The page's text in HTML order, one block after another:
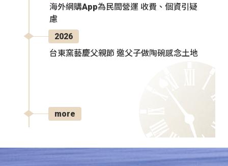
海外網購App為民間營運 收費、個資引疑
慮
2026
台東窯藝慶父親節 邀父子做陶碗感念土地
more